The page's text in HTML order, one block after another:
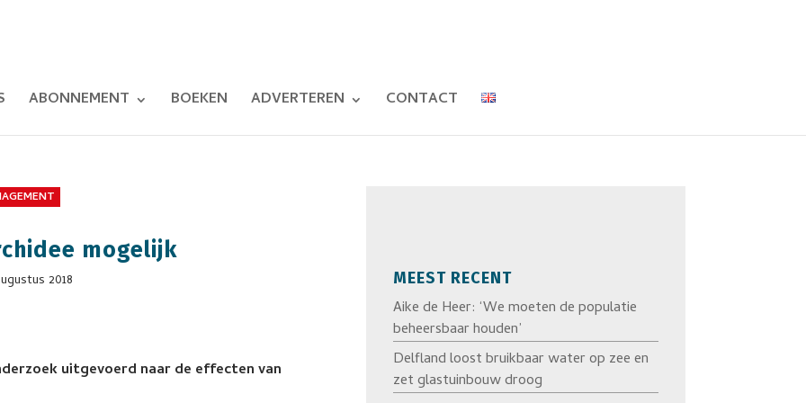
ABONNEMENT BOEKEN ADVERTEREN CONTACT
mogelijk
2018
uitgevoerd naar de effecten van
MEEST RECENT
Aike de Heer: ‘We moeten de populatie
beheersbaar houden’
Delfland loost bruikbaar water op zee en
zet glastuinbouw droog